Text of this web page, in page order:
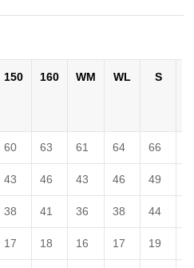
150 160 WM WL S
60 63 61 64 66
43 46 43 46 49
38 41 36 38 44
17 18 16 17 19